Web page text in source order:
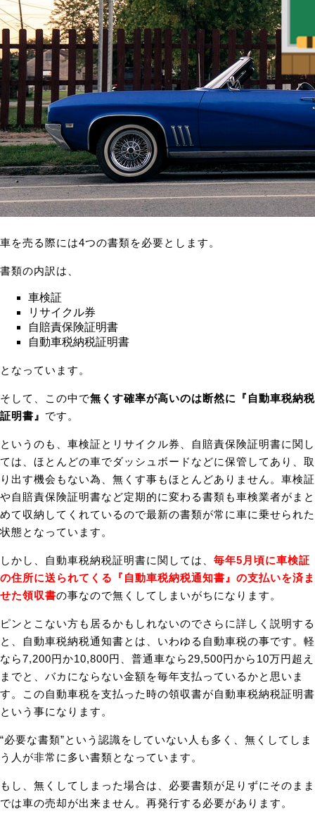
車を売る際には4つの書類を必要とします。
書類の内訳は、
車検証
リサイクル券
自賠責保険証明書
自動車税納税証明書
となっています。
そして、この中で無くす確率が高いのは断然に『自動車税納税
証明書』 です。
というのも、車検証とリサイクル券、自賠責保険証明書に関し
ては、ほとんどの車でダッシュボードなどに保管してあり、取
り出す機会もない為、無くす事もほとんどありません。車検証
や自賠責保険証明書など定期的に変わる書類も車検業者がまと
めて収納してくれているので最新の書類が常に車に乗せられた
状態となっています。
しかし、自動車税納税証明書に関しては、 毎年5月頃に車検証
の住所に送られてくる『自動車税納税通知書』の支払いを済ま
せた領収書の事なので無くしてしまいがちになります。
ピンとこない方も居るかもしれないのでさらに詳しく説明する
と、自動車税納税通知書とは、いわゆる自動車税の事です。軽
なら7,200円か10,800円、普通車なら29,500円から10万円超え
までと、バカにならない金額を毎年支払っているかと思いま
す。この自動車税を支払った時の領収書が自動車税納税証明書
という事になります。
“必要な書類”という認識をしていない人も多く、無くしてしま
う人が非常に多い書類となっています。
もし、無くしてしまった場合は、必要書類が足りずにそのまま
では車の売却が出来ません。再発行する必要があります。